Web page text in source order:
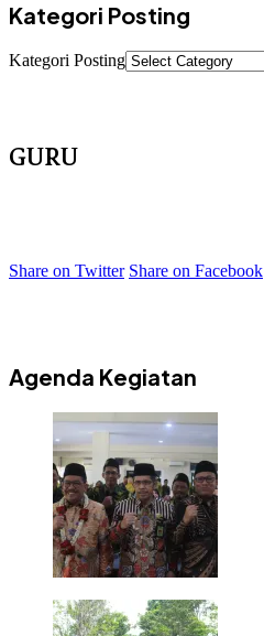
Kategori Posting
Kategori Posting
GURU
Share on Twitter Share on Facebook
Agenda Kegiatan